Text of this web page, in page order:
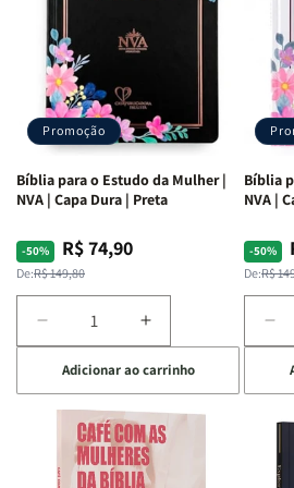
Promoção
Bíblia para o Estudo da Mulher |
NVA | Capa Dura | Preta
-50%
Preço
normal
De:R$ 149,80
Preço
promocional
R$ 74,90
Diminuir
a
quantidade
de
Bíblia
para
Aumentar
a
quantidade
de
Bíblia
para
o
Adicionar ao carrinho
Bíblia
NVA |
-50%
De:R$
a
de
o